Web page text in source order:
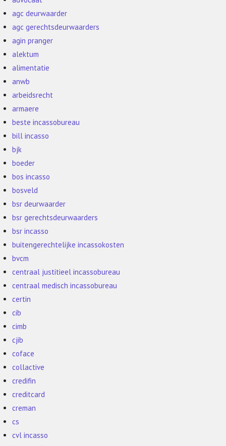
agc deurwaarder
agc gerechtsdeurwaarders
agin pranger
alektum
alimentatie
anwb
arbeidsrecht
armaere
beste incassobureau
bill incasso
bjk
boeder
bos incasso
bosveld
bsr deurwaarder
bsr gerechtsdeurwaarders
bsr incasso
buitengerechtelijke incassokosten
bvcm
centraal justitieel incassobureau
centraal medisch incassobureau
certin
cib
cimb
cjib
coface
collactive
credifin
creditcard
creman
cs
cvl incasso